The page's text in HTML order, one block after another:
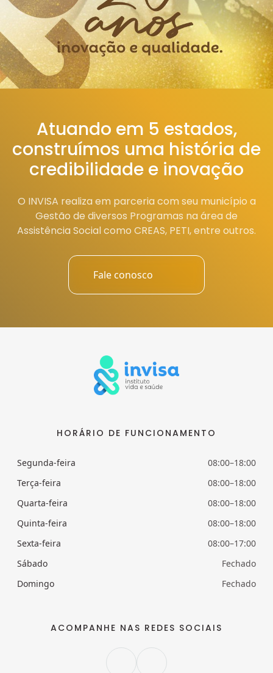
Atuando em 5 estados,
construímos uma história de
credibilidade e inovação
O INVISA realiza em parceria com seu município a
Gestão de diversos Programas na área de
Assistência Social como CREAS, PETI, entre outros.
Fale conosco
HORÁRIO DE FUNCIONAMENTO
Segunda-feira
08:00–18:00
Terça-feira
08:00–18:00
Quarta-feira
08:00–18:00
Quinta-feira
08:00–18:00
Sexta-feira
08:00–17:00
Sábado
Fechado
Domingo
Fechado
ACOMPANHE NAS REDES SOCIAIS